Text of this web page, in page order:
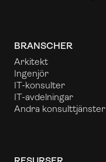
BRANSCHER
Arkitekt
Ingenjör
IT-konsulter
IT-avdelningar
Andra konsulttjänster